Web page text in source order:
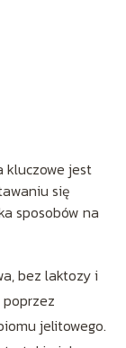
kluczowe jest
się
sposobów na
bez laktozy i
jelitowego.